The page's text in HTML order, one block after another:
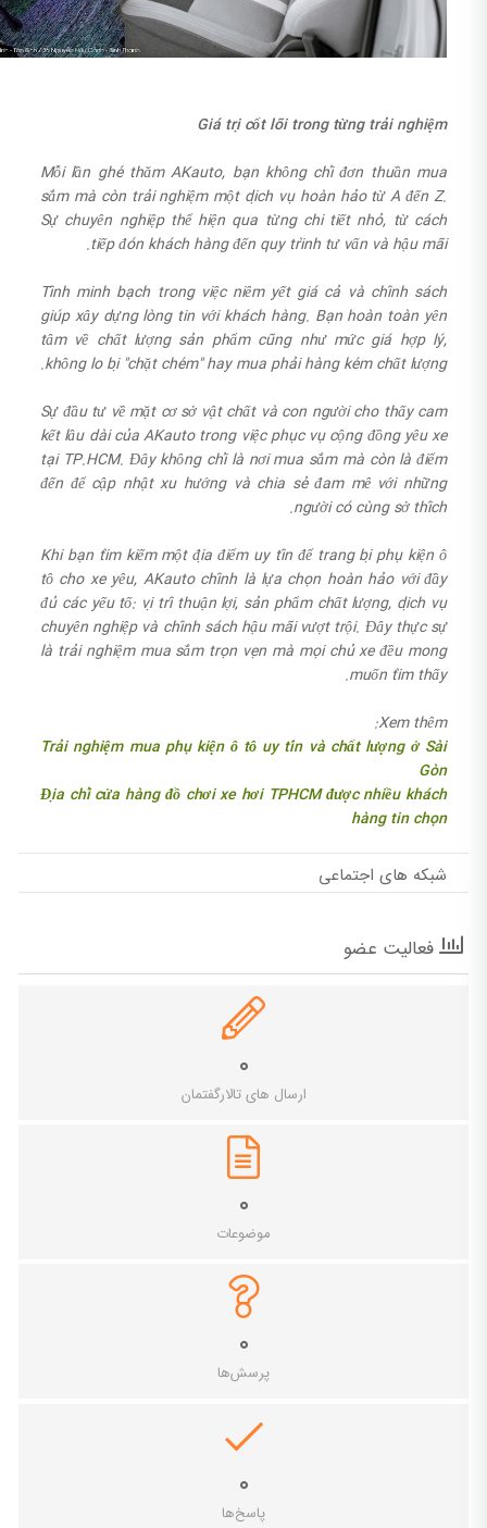
Giá trị cốt lõi trong từng trải nghiệm
Mỗi lần ghé thăm AKauto, bạn không chỉ đơn thuần mua
sắm mà còn trải nghiệm một dịch vụ hoàn hảo từ A đến Z.
Sự chuyên nghiệp thể hiện qua từng chi tiết nhỏ, từ cách
tiếp đón khách hàng đến quy trình tư vấn và hậu mãi.
Tính minh bạch trong việc niêm yết giá cả và chính sách
giúp xây dựng lòng tin với khách hàng. Bạn hoàn toàn yên
tâm về chất lượng sản phẩm cũng như mức giá hợp lý,
không lo bị "chặt chém" hay mua phải hàng kém chất lượng.
Sự đầu tư về mặt cơ sở vật chất và con người cho thấy cam
kết lâu dài của AKauto trong việc phục vụ cộng đồng yêu xe
tại TP.HCM. Đây không chỉ là nơi mua sắm mà còn là điểm
đến để cập nhật xu hướng và chia sẻ đam mê với những
người có cùng sở thích.
Khi bạn tìm kiếm một địa điểm uy tín để trang bị phụ kiện ô
tô cho xe yêu, AKauto chính là lựa chọn hoàn hảo với đầy
đủ các yếu tố: vị trí thuận lợi, sản phẩm chất lượng, dịch vụ
chuyên nghiệp và chính sách hậu mãi vượt trội. Đây thực sự
là trải nghiệm mua sắm trọn vẹn mà mọi chủ xe đều mong
muốn tìm thấy.
Xem thêm:
Trải nghiệm mua phụ kiện ô tô uy tín và chất lượng ở Sài
Gòn
Địa chỉ cửa hàng đồ chơi xe hơi TPHCM được nhiều khách
hàng tin chọn
شبکه های اجتماعی
فعالیت عضو
۰
ارسال های تالارگفتمان
۰
موضوعات
۰
پرسش‌ها
۰
پاسخ‌ها